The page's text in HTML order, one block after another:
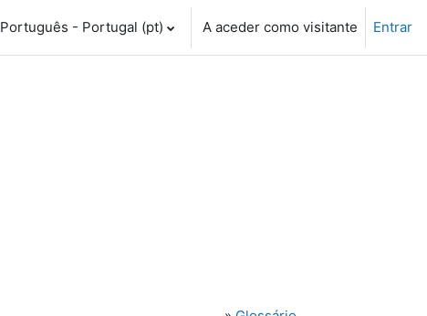
Português - Portugal ‎(pt)‎ A aceder como visitante Entrar